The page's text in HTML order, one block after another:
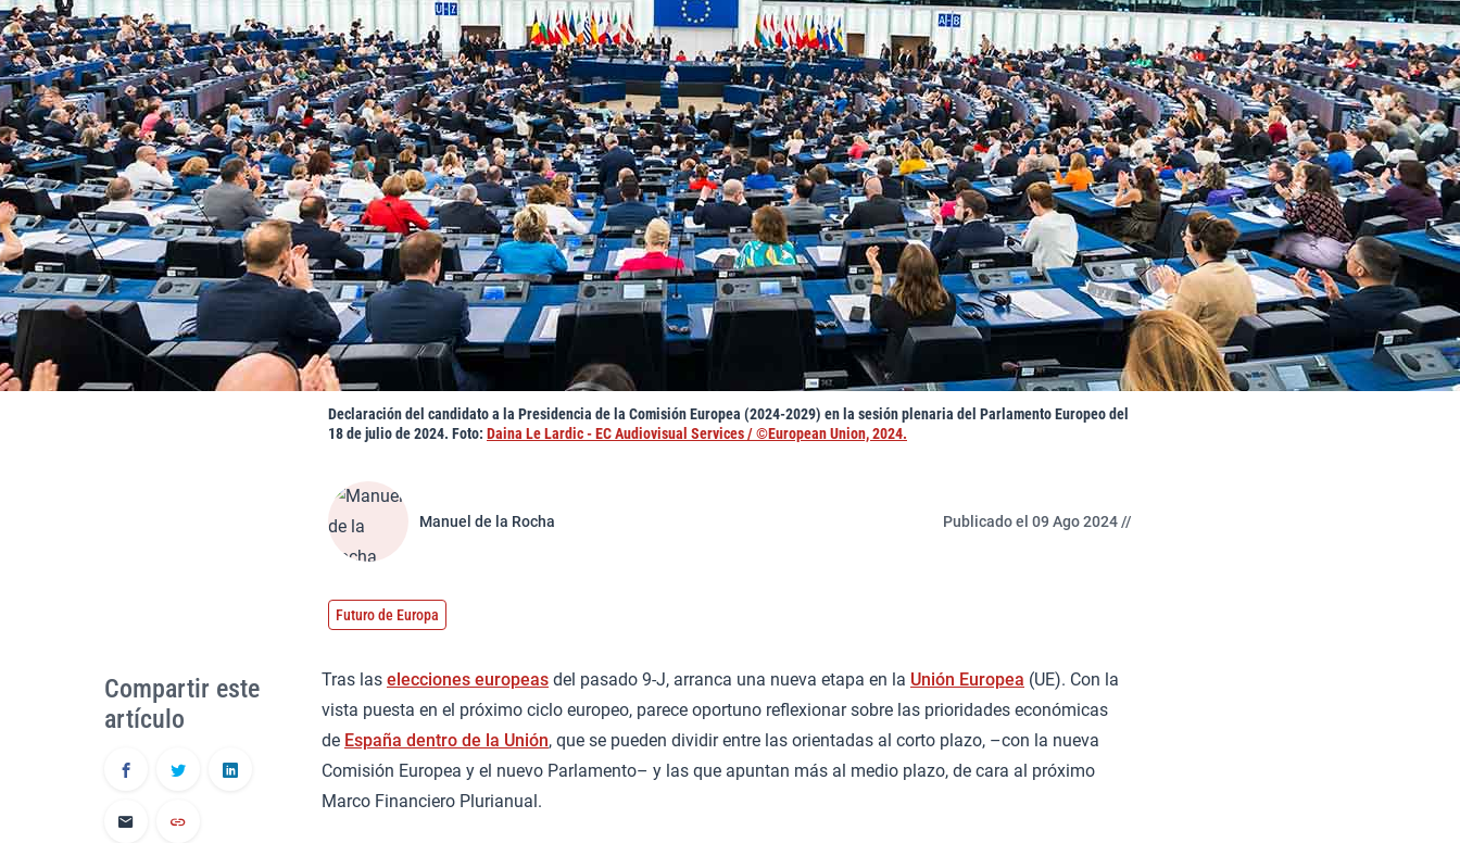
Declaración del candidato a la Presidencia de la Comisión Europea (2024-2029) en la sesión plenaria del Parlamento Europeo del
18 de julio de 2024. Foto: Daina Le Lardic - EC Audiovisual Services / ©European Union, 2024.
Manuel de la Rocha Publicado el 09 Ago 2024 //
Futuro de Europa
Tras las elecciones europeas del pasado 9-J, arranca una nueva etapa en la Unión Europea (UE). Con la
vista puesta en el próximo ciclo europeo, parece oportuno reflexionar sobre las prioridades económicas
de España dentro de la Unión, que se pueden dividir entre las orientadas al corto plazo, –con la nueva
Comisión Europea y el nuevo Parlamento– y las que apuntan más al medio plazo, de cara al próximo
Marco Financiero Plurianual.
Compartir este
artículo